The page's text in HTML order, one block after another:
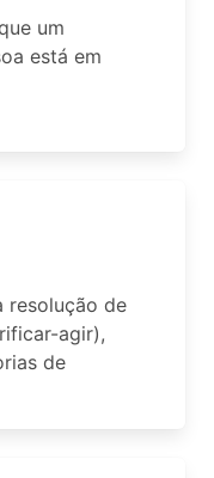
um
está em
resolução de
agir),
de